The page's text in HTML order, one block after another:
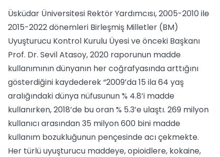
Üsküdar Üniversitesi Rektör Yardımcısı, 2005-2010 ile
2015-2022 dönemleri Birleşmiş Milletler (BM)
Uyuşturucu Kontrol Kurulu Üyesi ve önceki Başkanı
Prof. Dr. Sevil Atasoy, 2020 raporunun madde
kullanımının dünyanın her coğrafyasında arttığını
gösterdiğini kaydederek “2009’da 15 ila 64 yaş
aralığındaki dünya nüfusunun % 4.8’i madde
kullanırken, 2018’de bu oran % 5.3’e ulaştı. 269 milyon
kullanıcı arasından 35 milyon 600 bini madde
kullanım bozukluğunun pençesinde acı çekmekte.
Her türlü uyuşturucu maddeye, opioidlere, kokaine,